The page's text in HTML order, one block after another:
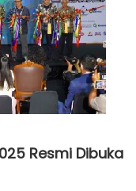
Resmi Dibuka